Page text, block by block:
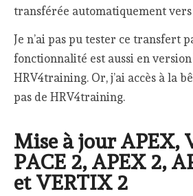
transférée automatiquement
Je n’ai pas pu tester ce transfert
fonctionnalité est aussi en
HRV4training. Or, j’ai accès à la
pas de HRV4training.
Mise à jour APEX,
PACE 2, APEX 2,
et VERTIX 2